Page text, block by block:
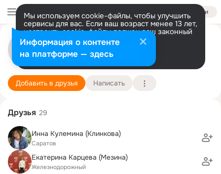
Войти
Мы используем cookie-файлы, чтобы улучшить
сервисы для вас. Если ваш возраст менее 13 лет,
настроить cookie-файлы должен ваш законный
представитель. Больше информации
Разрешить все Настроить
Наталья Шарапова
Москва 18 апреля (49 лет)
Добавить в друзья Написать
Друзья 29
Инна Кулемина (Клинкова)
Саратов
Екатерина Карцева (Мезина)
Железнодорожный
Информация о контенте
на платформе — здесь